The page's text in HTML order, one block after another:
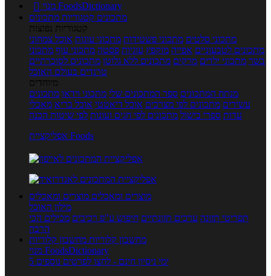

מנוי FoodsDictionary
מתכונים קטגוריות מתכונים
קטגוריות נפוצות
מתכוני סלטים מתכוני פשטידות מתכוני עוגות אוכל צמחוני
מתכונים לטבעוניים אפייה מוקפץ עוגיות פסטה מתכוני עוף מתכוני
בשר מתכוני ילדים מרקים מתכונים ללא גלוטן מתכונים לסוכרתיים
טרנדים בעולם האוכל
מיוחדים
מנתח המתכונים ספר המתכונים שלי מתכוני וידאו מתכונים
עשירים מתכונים לפי מצרכים אוכל דיאטטי אוכל בריא מאכלי
עדות ספרי בישול מתכונים לפי חגים ועונות לפי שיטות הכנה
אפליקציית Foods
מוצרים ומאכלים מוצרים ומאכלים
מילון האוכל
תפריטי תזונה ערכים תזונתיים חיפוש ע"פ רכיבים מכילים הכי
הרבה
מחשבון קלוריות מחשבון קלוריות
מנוי FoodsDictionary
5 ימי ניסיון חינם - לחצו לפרטים נוספים